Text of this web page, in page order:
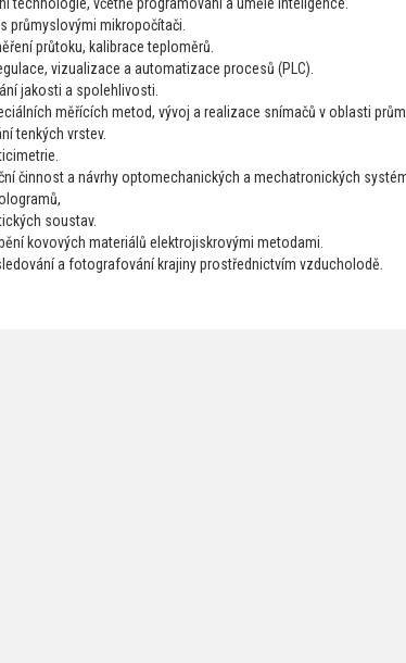
průmyslovými mikropočítači.
průtoku, kalibrace teploměrů.
vizualizace a automatizace procesů (PLC).
jakosti a spolehlivosti.
měřících metod, vývoj a realizace snímačů v oblasti
tenkých vrstev.
činnost a návrhy optomechanických a mechatronických
soustav.
kovových materiálů elektrojiskrovými metodami.
a fotografování krajiny prostřednictvím vzducholodě.